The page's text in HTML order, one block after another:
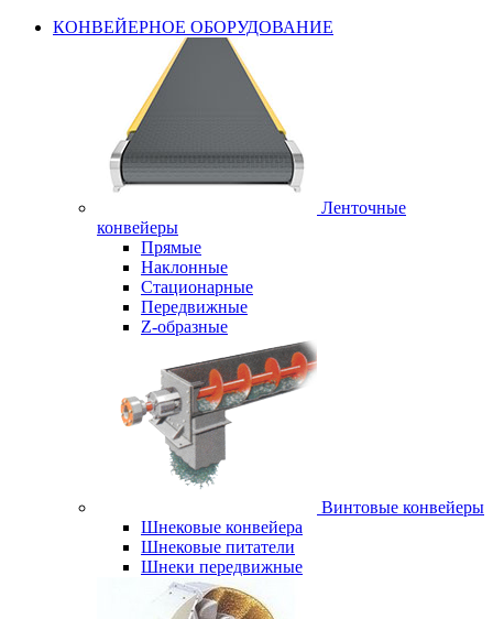
КОНВЕЙЕРНОЕ ОБОРУДОВАНИЕ
Ленточные
конвейеры
Прямые
Наклонные
Стационарные
Передвижные
Z-образные
Винтовые конвейеры
Шнековые конвейера
Шнековые питатели
Шнеки передвижные